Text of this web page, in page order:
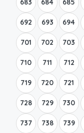
692 693 694
701 702 703
710 711 712
719 720 721
728 729 730
737 738 739